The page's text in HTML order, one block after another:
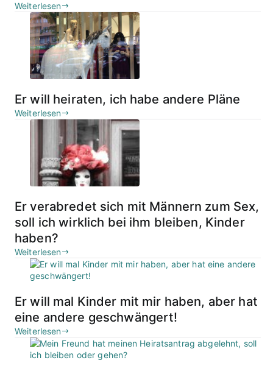
Weiterlesen
Er will heiraten, ich habe andere Pläne
Weiterlesen
Er verabredet sich mit Männern zum Sex,
soll ich wirklich bei ihm bleiben, Kinder
haben?
Weiterlesen
Er will mal Kinder mit mir haben, aber hat
eine andere geschwängert!
Weiterlesen